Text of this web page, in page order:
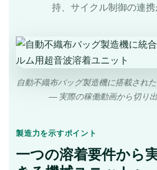
持、サイクル制御の連携
自動不織布バッグ製造機に搭載され
― 実際の稼働動画から切り出
製造力を示すポイント
一つの溶着要件から